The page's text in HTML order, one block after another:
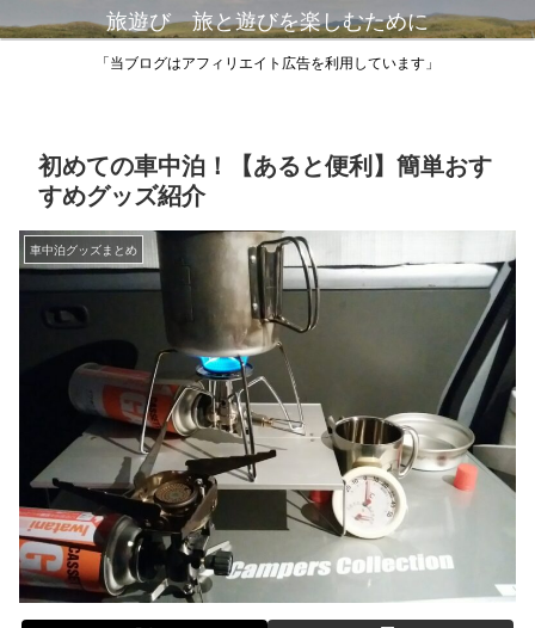
旅遊び 旅と遊びを楽しむために
「当ブログはアフィリエイト広告を利用しています」
初めての車中泊！【あると便利】簡単おす
すめグッズ紹介
車中泊グッズまとめ